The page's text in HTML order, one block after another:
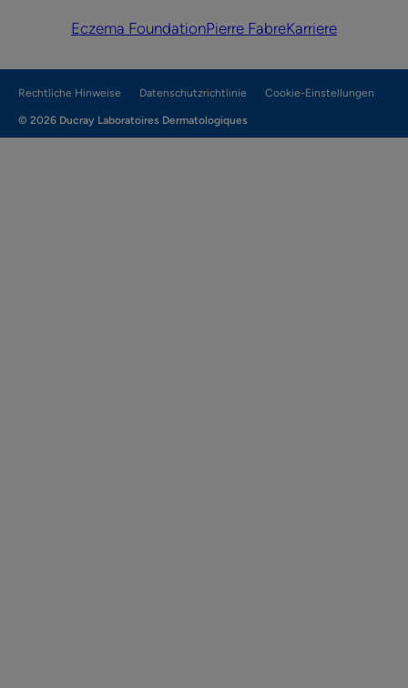
Eczema FoundationPierre FabreKarriere
Rechtliche Hinweise Datenschutzrichtlinie Cookie-Einstellungen
© 2026 Ducray Laboratoires Dermatologiques